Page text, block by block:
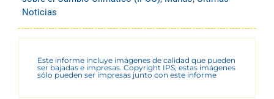
Noticias
Este informe incluye imágenes de calidad que pueden
ser bajadas e impresas. Copyright IPS, estas imágenes
sólo pueden ser impresas junto con este informe